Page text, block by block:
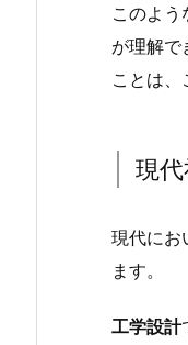
このよ
が理解で
ことは、
現
現代にお
ます。
工学設計